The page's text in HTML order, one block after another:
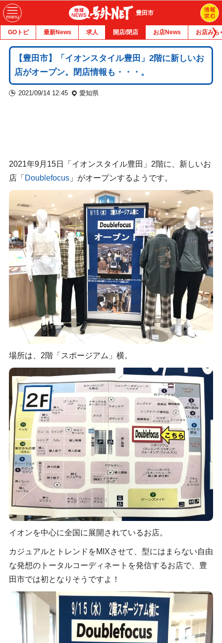
豊田市
GOトピ 最新News 求人 開店/閉店 お店News お店みち
【豊田市】「イオンスタイル豊田」2階に新しいお
店がオープン。閉店情報も・・・。
2021/09/14 12:45 愛知県
2021年9月15日「イオンスタイル豊田」2階に、新しいお
店「 Doublefocus」がオープンするようです。
場所は、2階「スポージアム」横。
イオンを中心に全国に展開されているお店。
カジュアルとトレンドをMIXさせて、型にはまらない自由
な発想のトータルコーディネートを発信するお店で、豊
田市では初となりそうですよ！